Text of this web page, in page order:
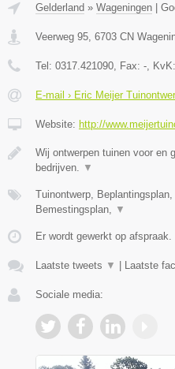
Gelderland » Wageningen
Veerweg 95 6703 CN
Tel: 0317.421090 , Fax: - , KvK:
E-mail › Eric Meijer
Website: http://
Wij ontwerpen tuinen voor en
bedrijven.
▼
Tuinontwerp,
Bemestingsplan,
▼
Er wordt gewerkt op afspraak.
Laatste tweets ▼ Laatste
Sociale media: